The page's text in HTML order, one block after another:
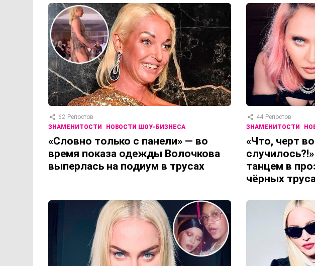
62 Репостов
ЗНАМЕНИТОСТИ
НОВОСТИ ШОУ-БИЗНЕСА
«Словно только с панели» — во
время показа одежды Волочкова
выперлась на подиум в трусах
44 Репостов
ЗНАМЕНИТОСТИ
«Что, черт
танцем в
чёрных